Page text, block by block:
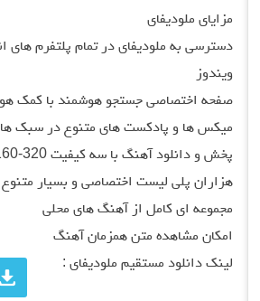
مزایای ملودیفای
ویندوز
صفحه اختصاصی جستجو هوشمند با کمک
میکس ها و پادکست های متنوع در سبک
پخش و دانلود آهنگ با سه کیفیت 320-160-96
هزاران پلی لیست اختصاصی و بسیار
مجموعه ای کامل از آهنگ های محلی
امکان مشاهده متن همزمان آهنگ
لینک دانلود مستقیم ملودیفای :